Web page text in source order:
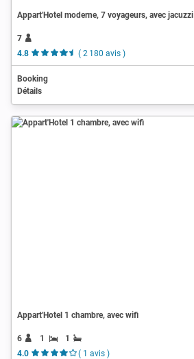
Appart'Hotel moderne, 7 voyageurs, avec jacuzzi
7
4.8
( 2 180 avis )
Booking
Détails
Appart'Hotel 1 chambre, avec wifi
6 1
1
4.0
( 1 avis )